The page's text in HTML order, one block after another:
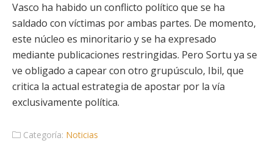
Vasco ha habido un conflicto político que se ha
saldado con víctimas por ambas partes. De momento,
este núcleo es minoritario y se ha expresado
mediante publicaciones restringidas. Pero Sortu ya se
ve obligado a capear con otro grupúsculo, Ibil, que
critica la actual estrategia de apostar por la vía
exclusivamente política.
Categoría: Noticias